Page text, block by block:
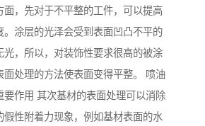
面，先对于不平整的工件，可以提高
。涂层的光泽会受到表面凹凸不平的
光，所以，对装饰性要求很高的被涂
面处理的方法使表面变得平整。 喷油
要作用 其次基材的表面处理可以消除
假性附着力现象，例如基材表面的水